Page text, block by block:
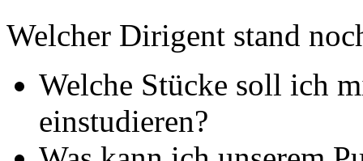
Welcher Dirigent stand
Welche Stücke soll ich
einstudieren?